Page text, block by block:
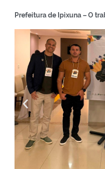
Prefeitura de Ipixuna – O